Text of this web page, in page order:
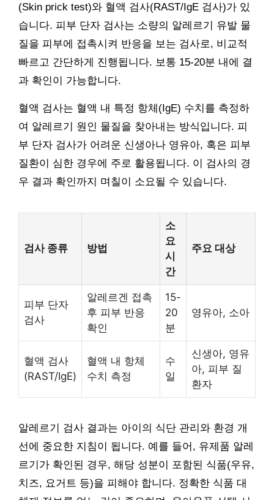
(Skin prick test)와 혈액 검사(RAST/IgE 검사)가 있
습니다. 피부 단자 검사는 소량의 알레르기 유발 물
질을 피부에 접촉시켜 반응을 보는 검사로, 비교적
빠르고 간단하게 진행됩니다. 보통 15-20분 내에 결
과 확인이 가능합니다.
혈액 검사는 혈액 내 특정 항체(IgE) 수치를 측정하
여 알레르기 원인 물질을 찾아내는 방식입니다. 피
부 단자 검사가 어려운 신생아나 영유아, 혹은 피부
질환이 심한 경우에 주로 활용됩니다. 이 검사의 경
우 결과 확인까지 며칠이 소요될 수 있습니다.
검사 종류 방법
소
요
시
간
주요 대상
피부 단자
검사
알레르겐 접촉
후 피부 반응
확인
15-
20
분
영유아, 소아
혈액 검사
(RAST/IgE)
혈액 내 항체
수치 측정
수
일
신생아, 영유
아, 피부 질
환자
알레르기 검사 결과는 아이의 식단 관리와 환경 개
선에 중요한 지침이 됩니다. 예를 들어, 유제품 알레
르기가 확인된 경우, 해당 성분이 포함된 식품(우유,
치즈, 요거트 등)을 피해야 합니다. 정확한 식품 대